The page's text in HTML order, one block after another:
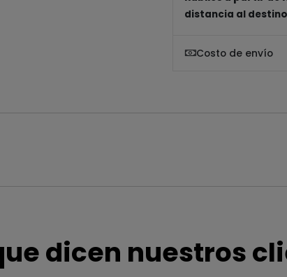
distancia al
Costo de envío
dicen nuestros